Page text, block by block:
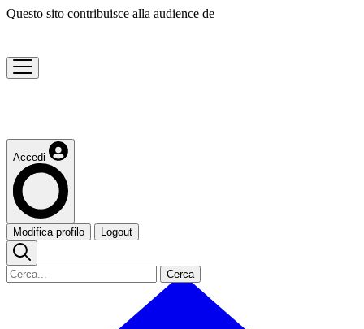
Questo sito contribuisce alla audience de
Accedi
Modifica profilo Logout
Cerca